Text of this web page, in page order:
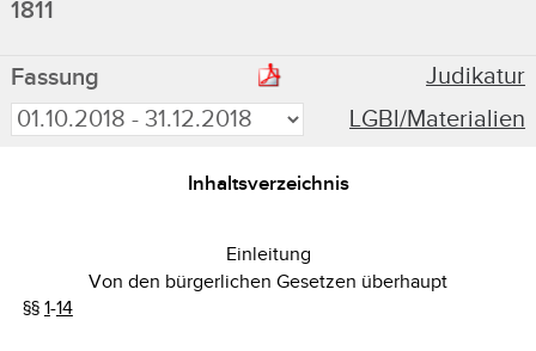
1811
Fassung
Judikatur
LGBl/Materialien